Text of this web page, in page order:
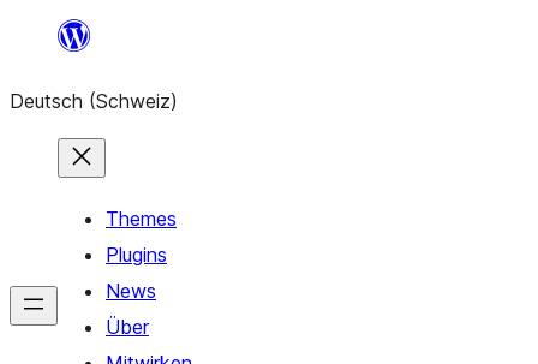
springen
Deutsch (Schweiz)
Themes
Plugins
News
Über